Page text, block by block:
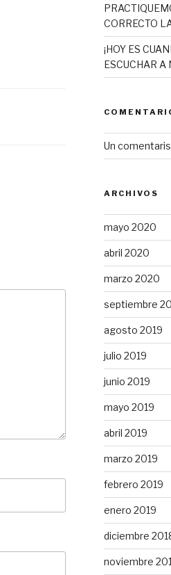
CORRECTO
¡HOY ES
ESCUCHAR A
Un
ARCHIVOS
mayo 2020
abril 2020
marzo 2020
septiembre
agosto 2019
julio 2019
junio 2019
mayo 2019
abril 2019
marzo 2019
febrero 2019
enero 2019
diciembre
noviembre